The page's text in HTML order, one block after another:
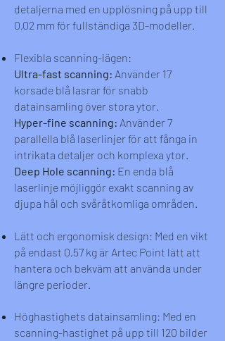
detaljerna med en upplösning på upp till
0,02 mm för fullständiga 3D-modeller.
Flexibla scanning-lägen:
Ultra-fast scanning: Använder 17
korsade blå lasrar för snabb
datainsamling över stora ytor.
Hyper-fine scanning: Använder 7
parallella blå laserlinjer för att fånga in
intrikata detaljer och komplexa ytor.
Deep Hole scanning: En enda blå
laserlinje möjliggör exakt scanning av
djupa hål och svåråtkomliga områden.
Lätt och ergonomisk design: Med en vikt
på endast 0,57 kg är Artec Point lätt att
hantera och bekväm att använda under
längre perioder.​
Höghastighets datainsamling: Med en
scanning-hastighet på upp till 120 bilder